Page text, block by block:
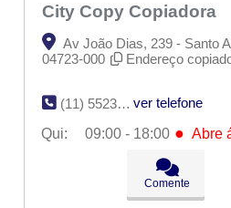
City Copy Copiadora
Av João Dias, 239 - Santo
04723-000
Endereço
(11) 5523-8082
ver telefone
Qui:
09:00 - 18:00 ● Abre
09:00 - 18:00
09:00 - 18:00
09:00 - 18:00
Comente